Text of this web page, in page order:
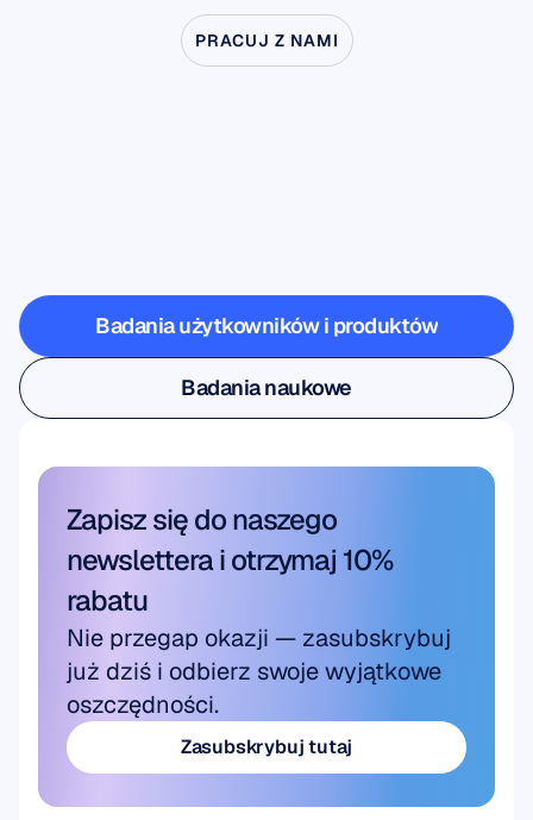
PRACUJ Z NAMI
laboratorium
Badania użytkowników i produktów
Badania użytkowników i produktów
Badania naukowe
Badania naukowe
Zapisz się do naszego
newslettera i otrzymaj 10%
rabatu
Nie przegap okazji — zasubskrybuj
już dziś i odbierz swoje wyjątkowe
oszczędności.
Zasubskrybuj tutaj